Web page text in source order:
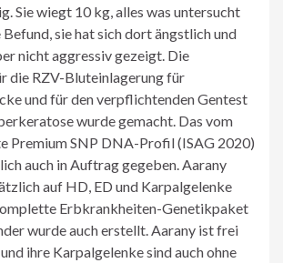
Sie wiegt 10 kg, alles was untersucht
sie hat sich dort ängstlich und
nicht aggressiv gezeigt. Die
die RZV-Bluteinlagerung für
und für den verpflichtenden Gentest
wurde gemacht. Das vom
Premium SNP DNA-Profil (ISAG 2020)
auch in Auftrag gegeben. Aarany
auf HD, ED und Karpalgelenke
Erbkrankheiten-Genetikpaket
wurde auch erstellt. Aarany ist frei
ihre Karpalgelenke sind auch ohne